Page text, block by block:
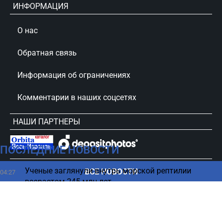
ПОСЛЕДНИЕ НОВОСТИ
04:27
Ученые заглянули внутрь морской рептилии
возрастом 245 млн лет
ВСЕ НОВОСТИ
ИНФОРМАЦИЯ
О нас
Обратная связь
Информация об ограничениях
Комментарии в наших соцсетях
НАШИ ПАРТНЕРЫ
сursorinfo.co.il © Все права защищены